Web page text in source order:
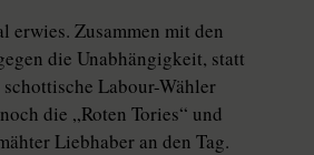
erwies. Zusammen mit den
die Unabhängigkeit, statt
Labour-Wähler
die „Roten Tories“ und
Liebhaber an den Tag.